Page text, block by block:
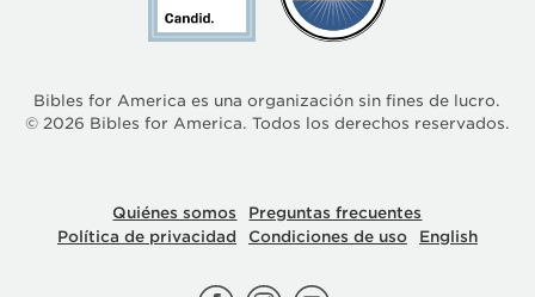
Bibles for America es una organización sin fines de lucro.
© 2026 Bibles for America. Todos los derechos reservados.
Quiénes somos
Preguntas frecuentes
Política de privacidad
Condiciones de uso English